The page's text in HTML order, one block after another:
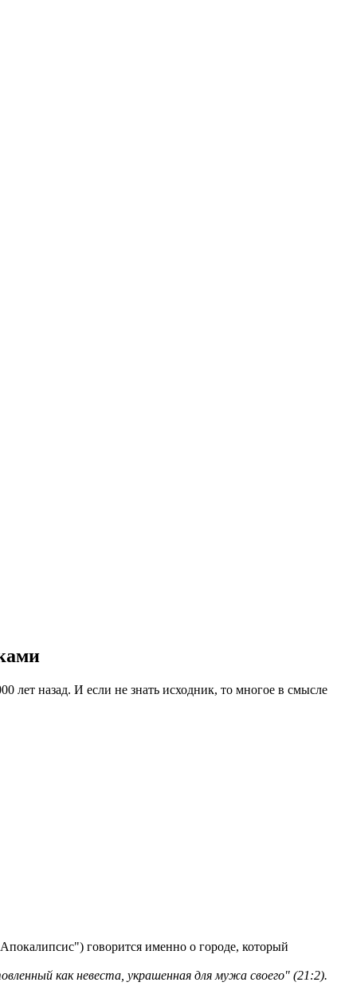
лет назад. И если не знать исходник, то многое в смысле
говорится именно о городе, который
как невеста, украшенная для мужа своего" (21:2).